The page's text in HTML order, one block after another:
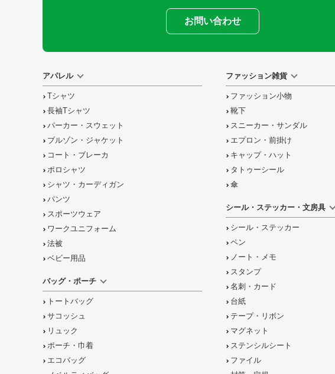
お問い合わせ
アパレル
Tシャツ
長袖Tシャツ
パーカー・スウェット
ブルゾン・ジャケット
コート・ブレーカ
ポロシャツ
シャツ・カーディガン
パンツ
スポーツウェア
ワークユニフォーム
法被
ベビー用品
バッグ・ポーチ
トートバッグ
サコッシュ
リュック
ポーチ・巾着
エコバッグ
ファッション雑貨
ファッション小物
靴下
スニーカー・サンダル
エプロン・前掛け
キャップ・ハット
タトゥーシール
傘
シール・ステッカー・文房具
シール・ステッカー
ペン
ノート・メモ
スタンプ
名刺・カード
台紙
テープ・リボン
マグネット
ステンシルシート
ファイル